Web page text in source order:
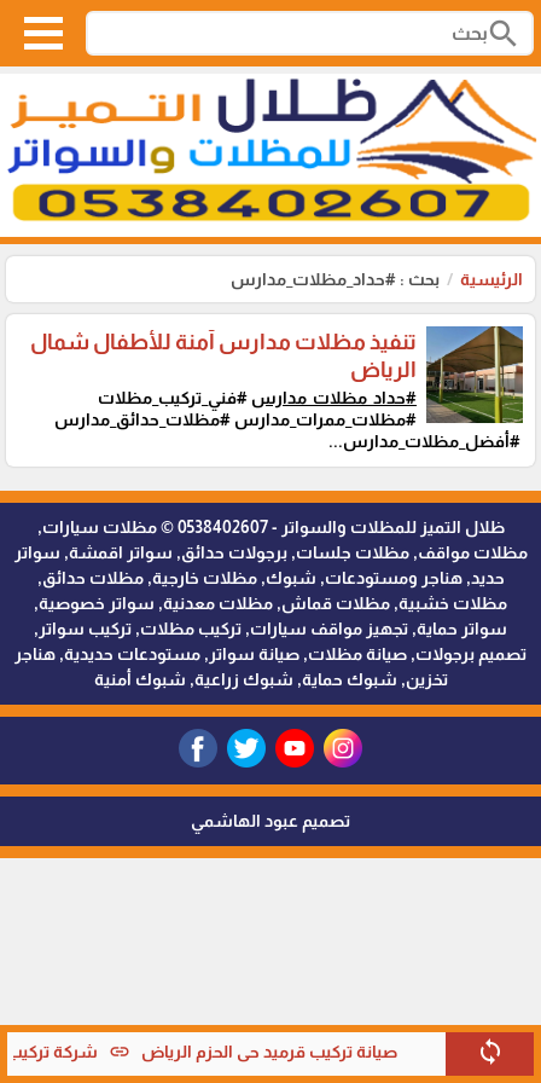
search
الرئيسية بحث : #حداد_مظلات_مدارس
sync صيانة تركيب قرميد حي الحزم الرياض link شركة تركيب
تنفيذ مظلات مدارس آمنة للأطفال شمال
الرياض
#حداد_مظلات_مدارس #فني_تركيب_مظلات
#مظلات_ممرات_مدارس #مظلات_حدائق_مدارس
#أفضل_مظلات_مدارس...
ظلال التميز للمظلات والسواتر - 0538402607 © مظلات سيارات,
مظلات مواقف, مظلات جلسات, برجولات حدائق, سواتر اقمشة, سواتر
حديد, هناجر ومستودعات, شبوك, مظلات خارجية, مظلات حدائق,
مظلات خشبية, مظلات قماش, مظلات معدنية, سواتر خصوصية,
سواتر حماية, تجهيز مواقف سيارات, تركيب مظلات, تركيب سواتر,
تصميم برجولات, صيانة مظلات, صيانة سواتر, مستودعات حديدية, هناجر
تخزين, شبوك حماية, شبوك زراعية, شبوك أمنية
تصميم عبود الهاشمي